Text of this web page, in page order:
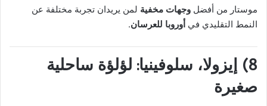
موستار من أفضل وجهات مخفية لمن يريدان تجربة مختلفة عن
النمط التقليدي في أوروبا للعرسان.
8) إيزولا، سلوفينيا: لؤلؤة ساحلية
صغيرة